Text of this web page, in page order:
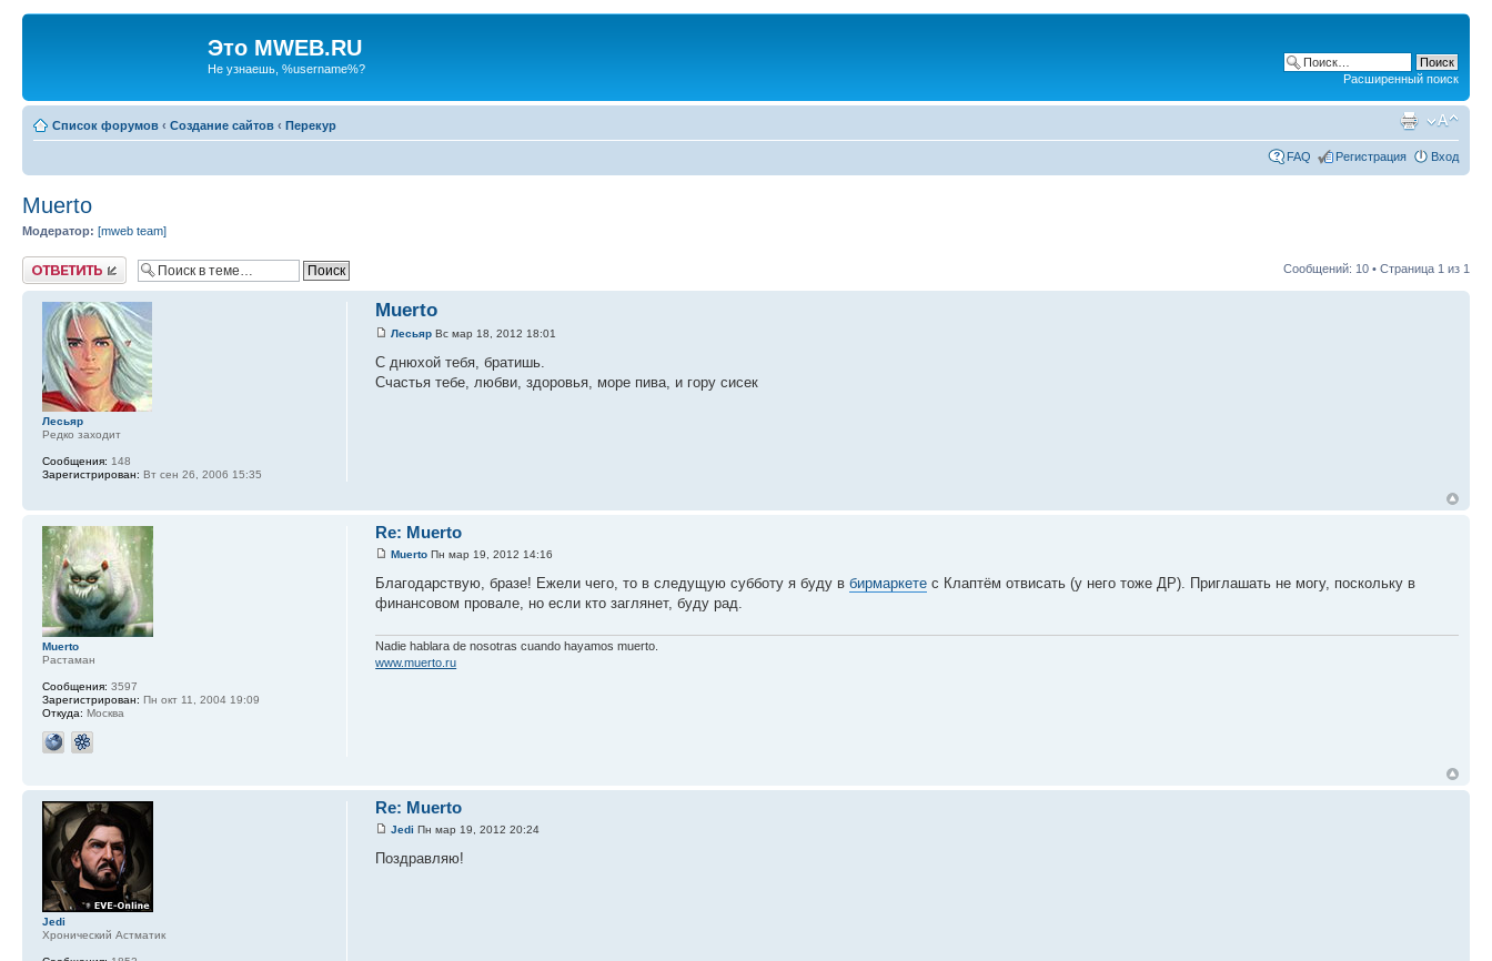
Это MWEB.RU
Не узнаешь, %username%?
Расширенный поиск
Список форумов ‹ Создание сайтов ‹ Перекур
FAQ Регистрация Вход
Muerto
Модератор: [mweb team]
Ответить Сообщений: 10 • Страница 1 из 1
Muerto
Лесьяр Вс мар 18, 2012 18:01
С днюхой тебя, братишь.
Счастья тебе, любви, здоровья, море пива, и гору сисек
Лесьяр
Редко заходит
Сообщения: 148
Зарегистрирован: Вт сен 26, 2006 15:35
Re: Muerto
Muerto Пн мар 19, 2012 14:16
Благодарствую, бразе! Ежели чего, то в следущую субботу я буду вбирмаркете с Клаптём отвисать (у него тоже ДР). Приглашать не могу, поскольку в
финансовом провале, но если кто заглянет, буду рад.
Nadie hablara de nosotras cuando hayamos muerto.
www.muerto.ru
Muerto
Растаман
Сообщения: 3597
Зарегистрирован: Пн окт 11, 2004 19:09
Откуда: Москва
Re: Muerto
Jedi Пн мар 19, 2012 20:24
Поздравляю!
Jedi
Хронический Астматик